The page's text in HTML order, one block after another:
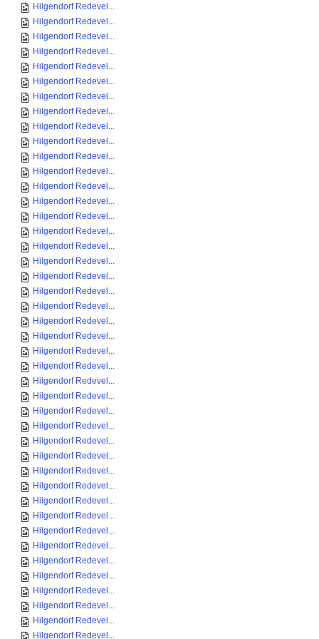
Hilgendorf Redevel...
Hilgendorf Redevel...
Hilgendorf Redevel...
Hilgendorf Redevel...
Hilgendorf Redevel...
Hilgendorf Redevel...
Hilgendorf Redevel...
Hilgendorf Redevel...
Hilgendorf Redevel...
Hilgendorf Redevel...
Hilgendorf Redevel...
Hilgendorf Redevel...
Hilgendorf Redevel...
Hilgendorf Redevel...
Hilgendorf Redevel...
Hilgendorf Redevel...
Hilgendorf Redevel...
Hilgendorf Redevel...
Hilgendorf Redevel...
Hilgendorf Redevel...
Hilgendorf Redevel...
Hilgendorf Redevel...
Hilgendorf Redevel...
Hilgendorf Redevel...
Hilgendorf Redevel...
Hilgendorf Redevel...
Hilgendorf Redevel...
Hilgendorf Redevel...
Hilgendorf Redevel...
Hilgendorf Redevel...
Hilgendorf Redevel...
Hilgendorf Redevel...
Hilgendorf Redevel...
Hilgendorf Redevel...
Hilgendorf Redevel...
Hilgendorf Redevel...
Hilgendorf Redevel...
Hilgendorf Redevel...
Hilgendorf Redevel...
Hilgendorf Redevel...
Hilgendorf Redevel...
Hilgendorf Redevel...
Hilgendorf Redevel...